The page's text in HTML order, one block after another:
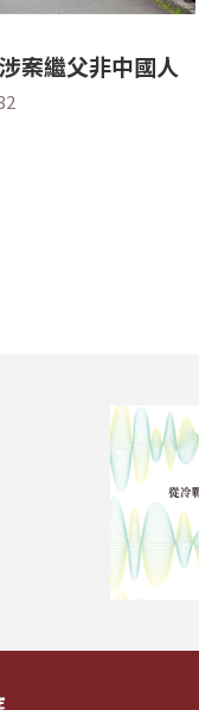
案繼父非中國人